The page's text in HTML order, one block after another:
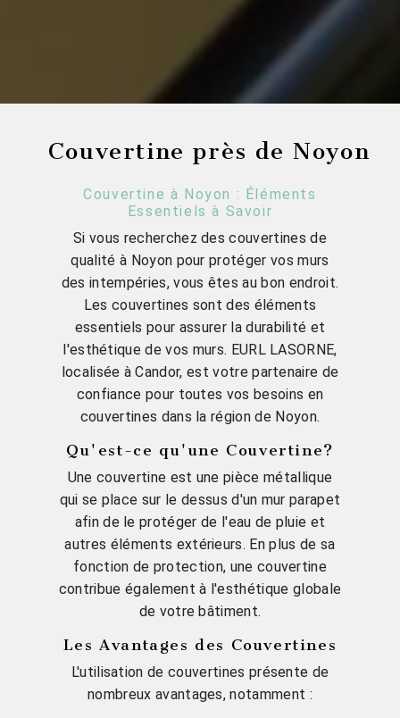
Couvertine près de Noyon
Couvertine à Noyon : Éléments
Essentiels à Savoir
Si vous recherchez des couvertines de
qualité à Noyon pour protéger vos murs
des intempéries, vous êtes au bon endroit.
Les couvertines sont des éléments
essentiels pour assurer la durabilité et
l'esthétique de vos murs. EURL LASORNE,
localisée à Candor, est votre partenaire de
confiance pour toutes vos besoins en
couvertines dans la région de Noyon.
Qu'est-ce qu'une Couvertine?
Une couvertine est une pièce métallique
qui se place sur le dessus d'un mur parapet
afin de le protéger de l'eau de pluie et
autres éléments extérieurs. En plus de sa
fonction de protection, une couvertine
contribue également à l'esthétique globale
de votre bâtiment.
Les Avantages des Couvertines
L'utilisation de couvertines présente de
nombreux avantages, notamment :